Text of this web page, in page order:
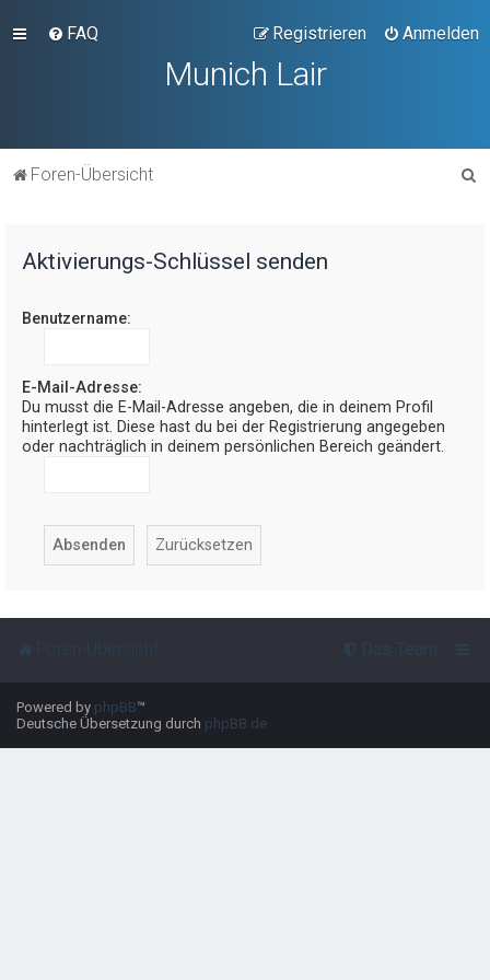
FAQ Anmelden
Registrieren
Munich Lair
Foren-Übersicht
Aktivierungs-Schlüssel senden
Benutzername:
E-Mail-Adresse:
Du musst die E-Mail-Adresse angeben, die in deinem Profil
hinterlegt ist. Diese hast du bei der Registrierung angegeben
oder nachträglich in deinem persönlichen Bereich geändert.
Das Team
Powered by phpBB™
Deutsche Übersetzung durch phpBB.de